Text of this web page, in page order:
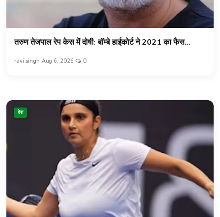
तरुण तेजपाल रेप केस में दोषी: बॉम्बे हाईकोर्ट ने 2021 का फैस...
ravi singh Aug 6, 2026 0
देश